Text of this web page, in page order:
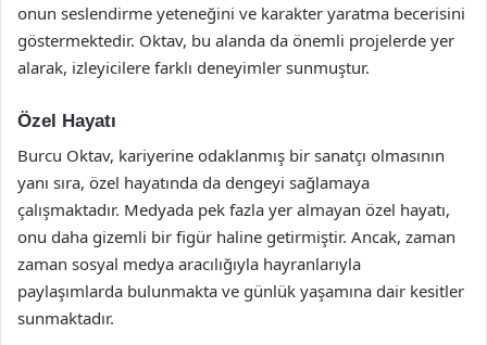
onun seslendirme yeteneğini ve karakter yaratma becerisini
göstermektedir. Oktav, bu alanda da önemli projelerde yer
alarak, izleyicilere farklı deneyimler sunmuştur.
Özel Hayatı
Burcu Oktav, kariyerine odaklanmış bir sanatçı olmasının
yanı sıra, özel hayatında da dengeyi sağlamaya
çalışmaktadır. Medyada pek fazla yer almayan özel hayatı,
onu daha gizemli bir figür haline getirmiştir. Ancak, zaman
zaman sosyal medya aracılığıyla hayranlarıyla
paylaşımlarda bulunmakta ve günlük yaşamına dair kesitler
sunmaktadır.